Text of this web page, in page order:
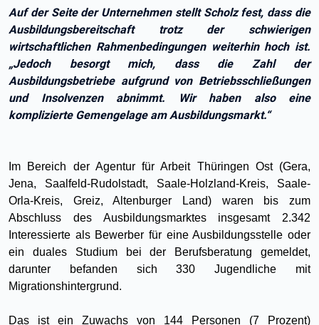
Auf der Seite der Unternehmen stellt Scholz fest, dass die
Ausbildungsbereitschaft trotz der schwierigen
wirtschaftlichen Rahmenbedingungen weiterhin hoch ist.
„Jedoch besorgt mich, dass die Zahl der
Ausbildungsbetriebe aufgrund von Betriebsschließungen
und Insolvenzen abnimmt. Wir haben also eine
komplizierte Gemengelage am Ausbildungsmarkt.“
Im Bereich der Agentur für Arbeit Thüringen Ost (Gera,
Jena, Saalfeld-Rudolstadt, Saale-Holzland-Kreis, Saale-
Orla-Kreis, Greiz, Altenburger Land) waren bis zum
Abschluss des Ausbildungsmarktes insgesamt 2.342
Interessierte als Bewerber für eine Ausbildungsstelle oder
ein duales Studium bei der Berufsberatung gemeldet,
darunter befanden sich 330 Jugendliche mit
Migrationshintergrund.
Das ist ein Zuwachs von 144 Personen (7 Prozent)